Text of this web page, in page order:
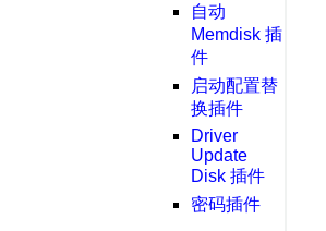
自动
Memdisk 插
件
启动配置替
换插件
Driver
Update
Disk 插件
密码插件